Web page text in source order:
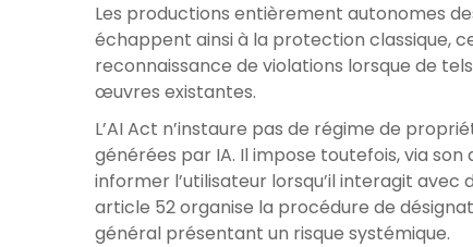
Les productions entièrement autonomes
échappent ainsi à la protection classique,
reconnaissance de violations lorsque de
œuvres existantes.
L’AI Act n’instaure pas de régime de
générées par IA. Il impose toutefois, via
informer l’utilisateur lorsqu’il interagit
article 52 organise la procédure de
général présentant un risque systémique.